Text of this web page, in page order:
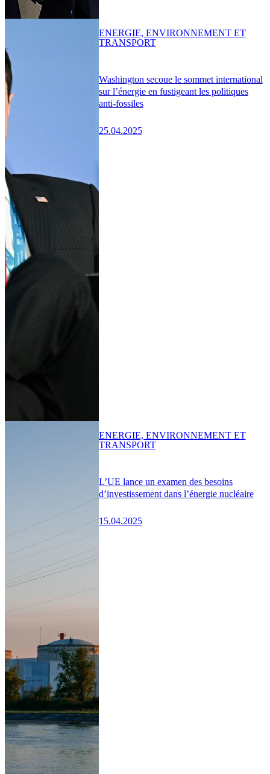
Washington secoue le sommet international
sur l’énergie en fustigeant les politiques
anti-fossiles
25.04.2025
ENERGIE, ENVIRONNEMENT ET
TRANSPORT
L’UE lance un examen des besoins
d’investissement dans l’énergie nucléaire
15.04.2025
ENERGIE, ENVIRONNEMENT ET
TRANSPORT